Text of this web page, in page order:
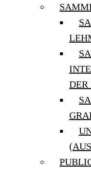
DER